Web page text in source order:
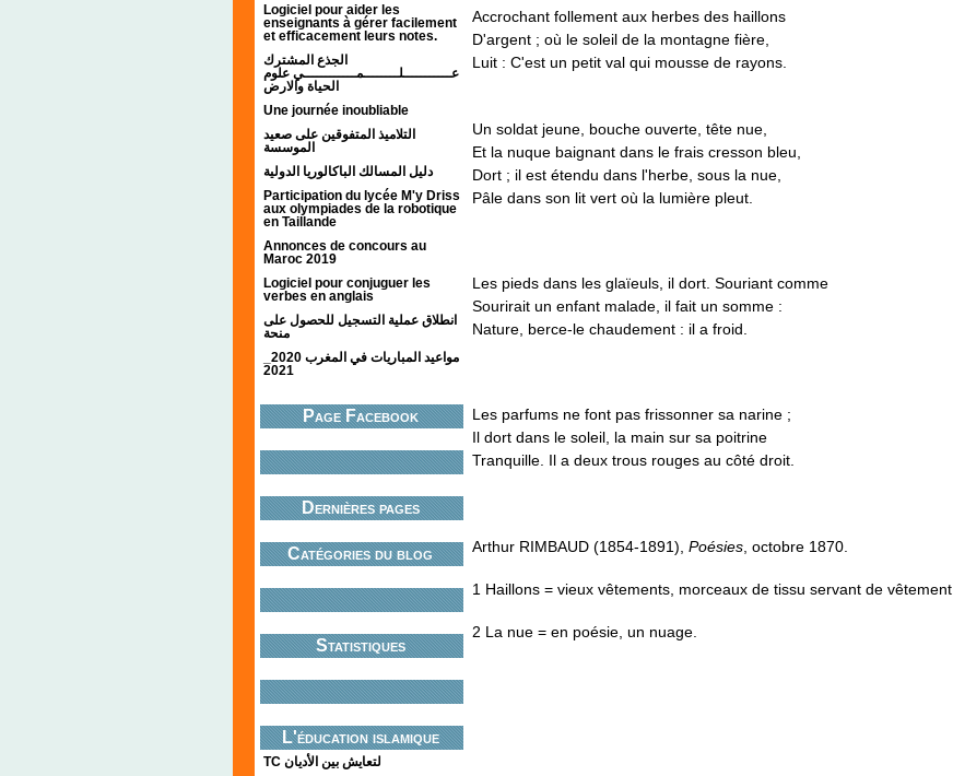
Logiciel pour aider les
enseignants à gérer facilement
et efficacement leurs notes.
الجذع المشترك
عـــــــــــلــــــــمــــــــــــي علوم
الحياة والارض
Une journée inoubliable
التلاميذ المتفوقين على صعيد
الموسسة
دليل المسالك الباكالوريا الدولية
Participation du lycée M'y Driss
aux olympiades de la robotique
en Taillande
Annonces de concours au
Maroc 2019
Logiciel pour conjuguer les
verbes en anglais
انطلاق عملية التسجيل للحصول على
منحة
2021
Page Facebook
Dernières pages
Catégories du blog
Statistiques
L'éducation islamique
TC لتعايش بين الأديان
Accrochant follement aux herbes des haillons
D'argent ; où le soleil de la montagne fière,
Luit : C'est un petit val qui mousse de rayons.
Un soldat jeune, bouche ouverte, tête nue,
Et la nuque baignant dans le frais cresson bleu,
Dort ; il est étendu dans l'herbe, sous la nue,
Pâle dans son lit vert où la lumière pleut.
Les pieds dans les glaïeuls, il dort. Souriant comme
Sourirait un enfant malade, il fait un somme :
Nature, berce-le chaudement : il a froid.
Les parfums ne font pas frissonner sa narine ;
Il dort dans le soleil, la main sur sa poitrine
Tranquille. Il a deux trous rouges au côté droit.
Arthur RIMBAUD (1854-1891), Poésies , octobre 1870.
1 Haillons = vieux vêtements, morceaux de tissu servant de vêtement.
2 La nue = en poésie, un nuage.